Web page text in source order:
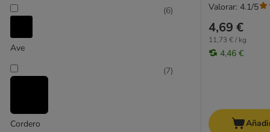
Fitmin
Forza10
GranataPet
Happy Cat
Ave
(6)
Cordero
(7)
4,69 €
11,73 € / kg
4,46 €
Valorar: 4.1/5